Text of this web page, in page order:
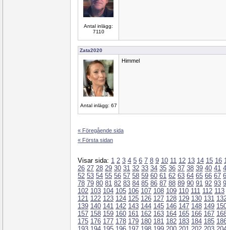
Antal inlägg:
7110
Zata2020
Antal inlägg: 67
Himmel
« Föregående sida
« Första sidan
Visar sida: 1 2 3 4 5 6 7 8 9 10 11 12 13 14 15 16
26 27 28 29 30 31 32 33 34 35 36 37 38 39 40 41
52 53 54 55 56 57 58 59 60 61 62 63 64 65 66 67
78 79 80 81 82 83 84 85 86 87 88 89 90 91 92 93
102 103 104 105 106 107 108 109 110 111 112 113
121 122 123 124 125 126 127 128 129 130 131
139 140 141 142 143 144 145 146 147 148 149
157 158 159 160 161 162 163 164 165 166 167
175 176 177 178 179 180 181 182 183 184 185